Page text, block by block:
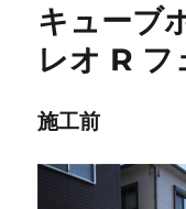
キューブ
レオ R フ
施工前